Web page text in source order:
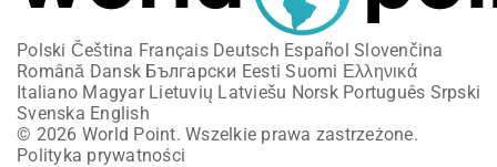
Polski Čeština Français Deutsch Español Slovenčina
Română Dansk Български Eesti Suomi Ελληνικά
Italiano Magyar Lietuvių Latviešu Norsk Português Srpski
Svenska English
© 2026 World Point. Wszelkie prawa zastrzeżone.
Polityka prywatności